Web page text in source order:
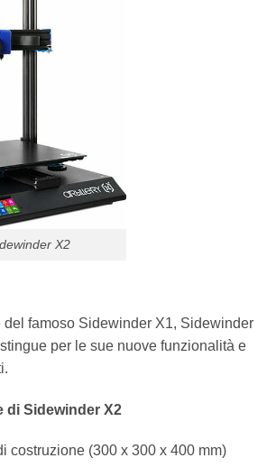
X2
del famoso Sidewinder X1, Sidewinder
per le sue nuove funzionalità e
di Sidewinder X2
costruzione (300 x 300 x 400 mm)